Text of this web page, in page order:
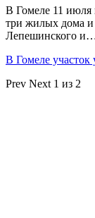
В Гомеле 11 июля
три жилых дома и
Лепешинского
В Гомеле участок
Prev Next 1 из 2